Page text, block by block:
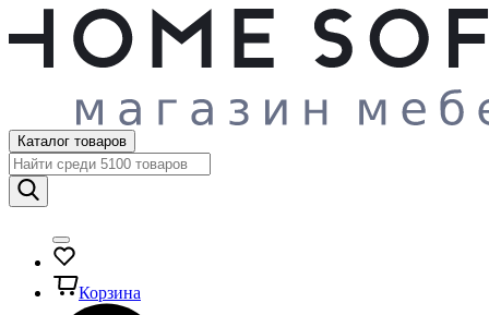
Каталог товаров
Корзина